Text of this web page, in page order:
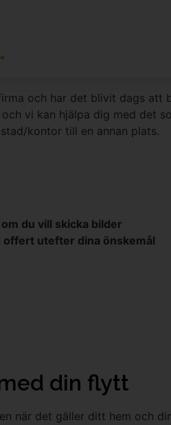
och har det blivit dags att
vi kan hjälpa dig med det
kontor till en annan plats.
du vill skicka bilder
offert utefter dina önskemål
din flytt
när det gäller ditt hem och